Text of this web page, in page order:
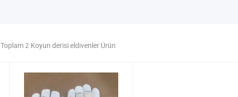
Toplam 2 Koyun derisi eldivenler Ürün